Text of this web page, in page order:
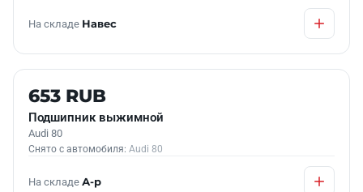
На складе Навес
Б/У В НАЛИЧИИ
653 RUB
Подшипник выжимной
Audi 80
Снято с автомобиля: Audi 80
На складе А-р